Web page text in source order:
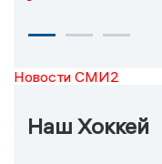
Новости СМИ2
Наш Хоккей